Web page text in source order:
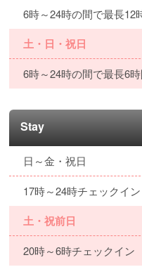
6時～24時の間で最長12
土・日・祝日
6時～24時の間で最長6
Stay
日～金・祝日
17時～24時チェックイ
土・祝前日
20時～6時チェックイ